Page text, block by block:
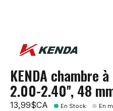
KENDA chambre
2.00-2.40'', 48
13,99$CA En Stock En